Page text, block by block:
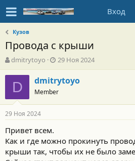
Вход
Кузов
Провода с крыши
А
в
т
т
е
м
ы
dmitrytoyo
Д
а
т
а
н
а
а
а
29 Ноя 2024
D dmitrytoyo
Member
29 Ноя 2024
Привет всем.
Как и где можно прокинуть
крыши так, чтобы их не было